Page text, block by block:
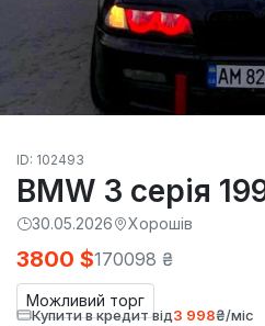
ID: 102493
BMW 3 серія
30.05.2026 Хорошів
Можливий торг
3800 $170098 ₴
Купити в кредит від3 998₴/міс